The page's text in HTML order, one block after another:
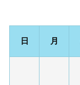
日 月